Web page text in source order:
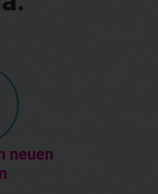
neuen
als feste
2